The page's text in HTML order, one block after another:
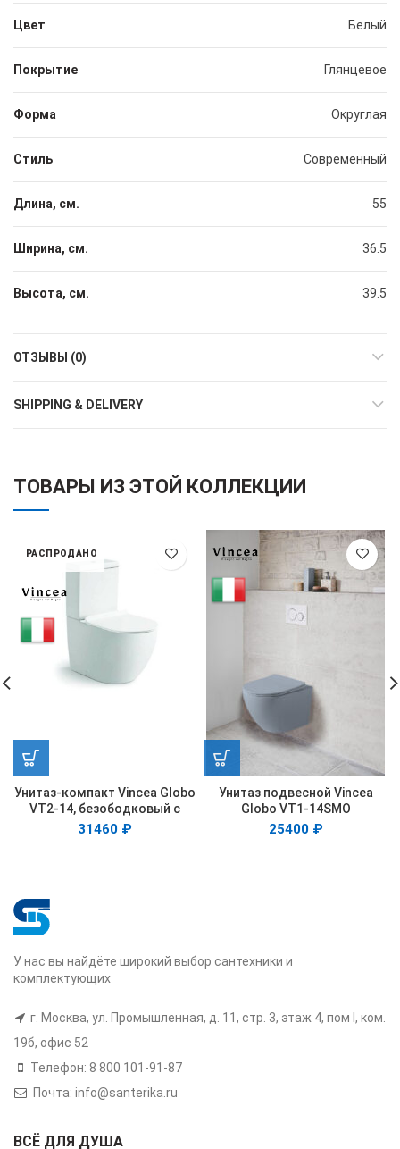
Цвет Белый
Покрытие Глянцевое
Форма Округлая
Стиль Современный
Длина, см. 55
Ширина, см. 36.5
Высота, см. 39.5
ОТЗЫВЫ (0)
SHIPPING & DELIVERY
ТОВАРЫ ИЗ ЭТОЙ КОЛЛЕКЦИИ
РАСПРОДАНО
Унитаз-компакт Vincea Globo
VT2-14, безободковый с
микролифтом
31460 ₽
Унитаз подвесной Vincea
Globo VT1-14SMO
безободковый, цвет океан
25400 ₽
У нас вы найдёте широкий выбор сантехники и
комплектующих
г. Москва, ул. Промышленная, д. 11, стр. 3, этаж 4, пом I, ком.
19б, офис 52
Телефон: 8 800 101-91-87
Почта: info@santerika.ru
ВСЁ ДЛЯ ДУША